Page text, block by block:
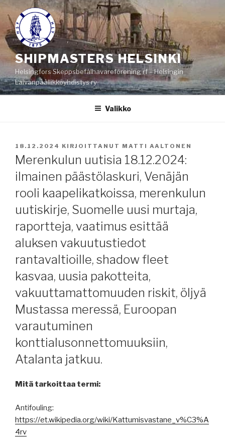
Siirry
sisältöön
SHIPMASTERS HELSINKI
Helsingfors Skeppsbefälhavareförening rf – Helsingin
Laivanpäällikköyhdistys ry
Valikko
JULKAISTU
18.12.2024 KIRJOITTANUT MATTI AALTONEN
Merenkulun uutisia 18.12.2024:
ilmainen päästölaskuri, Venäjän
rooli kaapelikatkoissa, merenkulun
uutiskirje, Suomelle uusi murtaja,
raportteja, vaatimus esittää
aluksen vakuutustiedot
rantavaltioille, shadow fleet
kasvaa, uusia pakotteita,
vakuuttamattomuuden riskit, öljyä
Mustassa meressä, Euroopan
varautuminen
konttialusonnettomuuksiin,
Atalanta jatkuu.
Mitä tarkoittaa termi:
Antifouling:
https://et.wikipedia.org/wiki/Kattumisvastane_v%C3%A
4rv